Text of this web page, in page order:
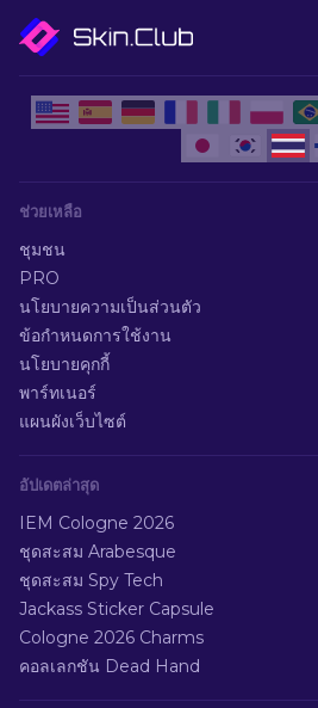
ช่วยเหลือ
ชุมชน
PRO
นโยบายความเป็นส่วนตัว
ข้อกำหนดการใช้งาน
นโยบายคุกกี้
พาร์ทเนอร์
แผนผังเว็บไซต์
อัปเดตล่าสุด
IEM Cologne 2026
ชุดสะสม Arabesque
ชุดสะสม Spy Tech
Jackass Sticker Capsule
Cologne 2026 Charms
คอลเลกชัน Dead Hand